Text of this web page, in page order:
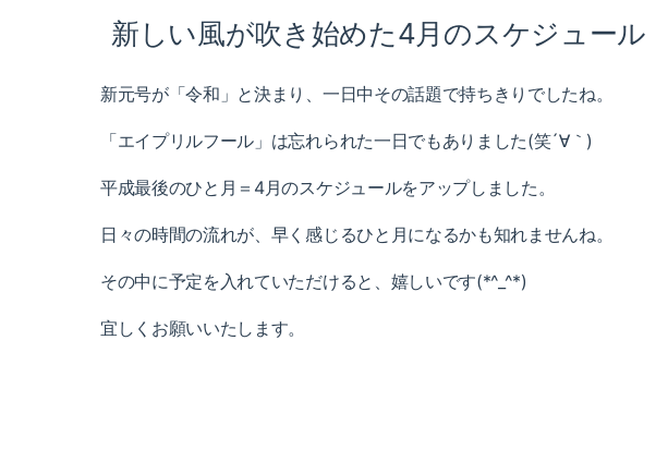
新しい風が吹き始めた4月のスケジュール
新元号が「令和」と決まり、一日中その話題で持ちきりでしたね。
「エイプリルフール」は忘れられた一日でもありました(笑´∀｀)
平成最後のひと月＝4月のスケジュールをアップしました。
日々の時間の流れが、早く感じるひと月になるかも知れませんね。
その中に予定を入れていただけると、嬉しいです(*^_^*)
宜しくお願いいたします。